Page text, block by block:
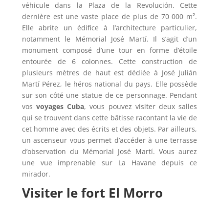
véhicule dans la Plaza de la Revolución. Cette
dernière est une vaste place de plus de 70 000 m².
Elle abrite un édifice à l’architecture particulier,
notamment le Mémorial José Martí. Il s’agit d’un
monument composé d’une tour en forme d’étoile
entourée de 6 colonnes. Cette construction de
plusieurs mètres de haut est dédiée à José Julián
Martí Pérez, le héros national du pays. Elle possède
sur son côté une statue de ce personnage. Pendant
vos voyages Cuba, vous pouvez visiter deux salles
qui se trouvent dans cette bâtisse racontant la vie de
cet homme avec des écrits et des objets. Par ailleurs,
un ascenseur vous permet d’accéder à une terrasse
d’observation du Mémorial José Martí. Vous aurez
une vue imprenable sur La Havane depuis ce
mirador.
Visiter le fort El Morro